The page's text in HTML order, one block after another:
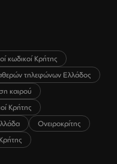
κωδικοί Κρήτης
τηλεφώνων Ελλάδος
καιρού
Κρήτης
Ονειροκρίτης